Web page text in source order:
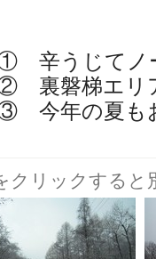
辛うじてノ
裏磐梯エリ
今年の夏も
クリックすると